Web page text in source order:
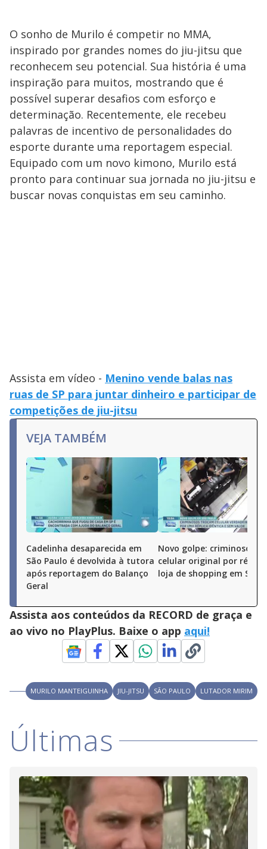
O sonho de Murilo é competir no MMA,
inspirado por grandes nomes do jiu-jitsu que
reconhecem seu potencial. Sua história é uma
inspiração para muitos, mostrando que é
possível superar desafios com esforço e
determinação. Recentemente, ele recebeu
palavras de incentivo de personalidades do
esporte durante uma reportagem especial.
Equipado com um novo kimono, Murilo está
pronto para continuar sua jornada no jiu-jitsu e
buscar novas conquistas em seu caminho.
Assista em vídeo - Menino vende balas nas
ruas de SP para juntar dinheiro e participar de
competições de jiu-jitsu
VEJA TAMBÉM
Cadelinha desaparecida em
São Paulo é devolvida à tutora
após reportagem do Balanço
Geral
Novo golpe: criminosos
celular original por
loja de shopping em São
Assista aos conteúdos da RECORD de graça e
ao vivo no PlayPlus. Baixe o app aqui!
MURILO MANTEIGUINHA JIU-JITSU SÃO PAULO LUTADOR MIRIM
Últimas